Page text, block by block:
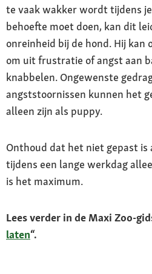
te vaak wakker wordt tijdens
behoefte moet doen, kan dit
onreinheid bij de hond. Hij kan
om uit frustratie of angst aan
knabbelen. Ongewenste
angststoornissen kunnen het
alleen zijn als puppy.
Onthoud dat het niet gepast is
tijdens een lange werkdag
is het maximum.
Lees verder in de Maxi Zoo-
laten“.